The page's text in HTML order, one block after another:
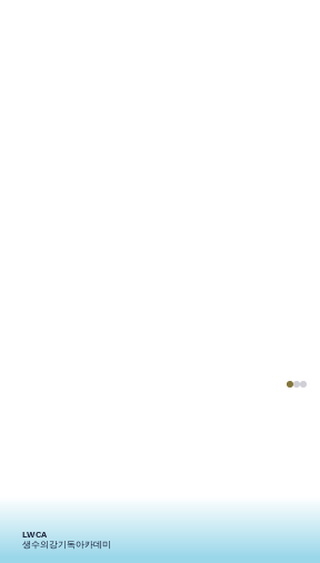
2024생기_상반기 스토리
LWCA
생수의강기독아카데미